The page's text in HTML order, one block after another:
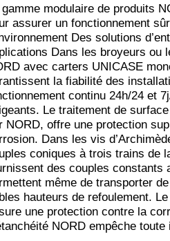
gamme modulaire de produits
assurer un fonctionnement
Des solutions
Dans les broyeurs ou
avec carters UNICASE
la fiabilité des
continu 24h/24 et
Le traitement de
NORD, offre une protection
Dans les vis
coniques à trois trains de
des couples constants
même de transporter
hauteurs de refoulement.
une protection contre la
NORD empêche toute